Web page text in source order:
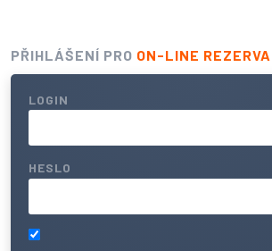
PŘIHLÁŠENÍ PRO ON-LINE
LOGIN
HESLO